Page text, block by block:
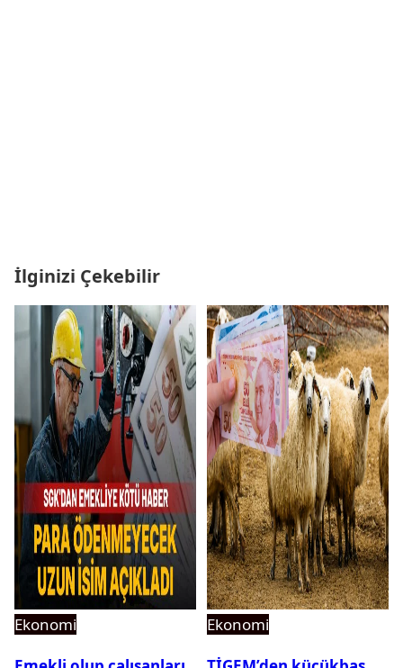
İlginizi Çekebilir
Ekonomi
Ekonomi